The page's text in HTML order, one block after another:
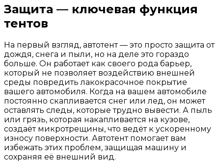
Защита — ключевая функция
тентов
На первый взгляд, автотент — это просто защита от
дождя, снега и пыли, но на деле это гораздо
больше. Он работает как своего рода барьер,
который не позволяет воздействию внешней
среды повредить лакокрасочное покрытие
вашего автомобиля. Когда на вашем автомобиле
постоянно скапливается снег или лед, он может
оставлять следы, которые трудно вывести. А пыль
или грязь, которая накапливается на кузове,
создаёт микротрещины, что ведёт к ускоренному
износу поверхности. Автотент помогает вам
избежать этих проблем, защищая машину и
сохраняя её внешний вид.